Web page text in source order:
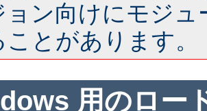
ョン向けにモジュ
とがあります。
用のロー